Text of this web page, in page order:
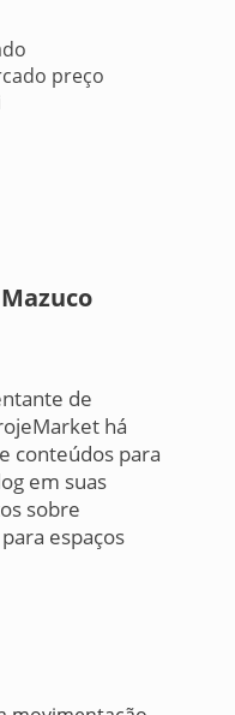
preço
de
há
conteúdos para
em suas
sobre
espaços